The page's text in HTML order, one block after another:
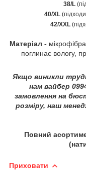
38/L
40/XL
42/XXL
Матеріал -
поглинає вологу,
Якщо виникли
нам вайбер
замовлення на
розміру, наш
Повний
Приховати